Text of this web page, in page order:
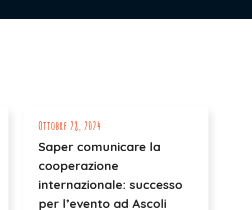
Ottobre 28, 2024
Saper comunicare la
cooperazione
internazionale: successo
per l’evento ad Ascoli